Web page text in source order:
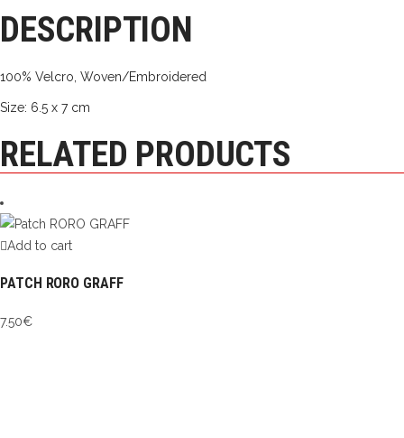
DESCRIPTION
100% Velcro, Woven/Embroidered
Size: 6.5 x 7 cm
RELATED PRODUCTS
Add to cart
PATCH RORO GRAFF
7.50€